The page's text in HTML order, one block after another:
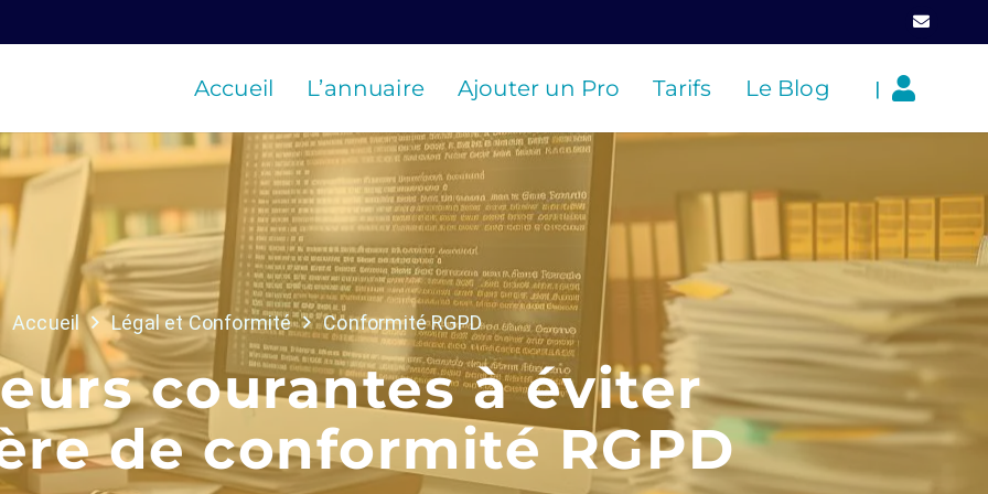
Accueil L’annuaire Ajouter un Pro Tarifs Le Blog |
Accueil Légal et Conformité Conformité RGPD
courantes à éviter
de conformité RGPD